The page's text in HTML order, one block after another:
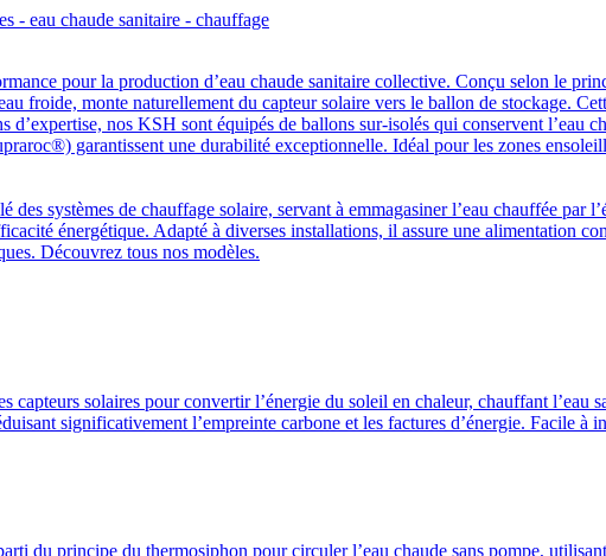
pour la production d’eau chaude sanitaire collective. Conçu selon le
froide, monte naturellement du capteur solaire vers le ballon de stockage.
d’expertise, nos KSH sont équipés de ballons sur-isolés qui conservent l’eau
garantissent une durabilité exceptionnelle. Idéal pour les zones
des systèmes de chauffage solaire, servant à emmagasiner l’eau chauffée
énergétique. Adapté à diverses installations, il assure une alimentation
Découvrez tous nos modèles.
capteurs solaires pour convertir l’énergie du soleil en chaleur, chauffant l’eau
significativement l’empreinte carbone et les factures d’énergie. Facile
du principe du thermosiphon pour circuler l’eau chaude sans pompe,